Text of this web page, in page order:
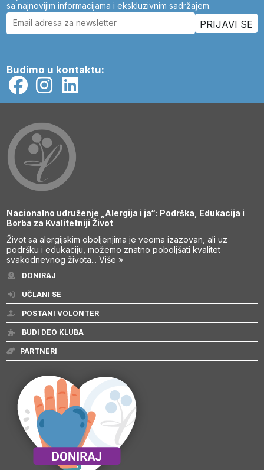
sa najnovijim informacijama i ekskluzivnim sadržajem.
Budimo u kontaktu:
Nacionalno udruženje „Alergija i ja“: Podrška, Edukacija i
Borba za Kvalitetniji Život
Život sa alergijskim oboljenjima je veoma izazovan, ali uz
podršku i edukaciju, možemo znatno poboljšati kvalitet
svakodnevnog života...Više »
DONIRAJ
UČLANI SE
POSTANI VOLONTER
BUDI DEO KLUBA
PARTNERI